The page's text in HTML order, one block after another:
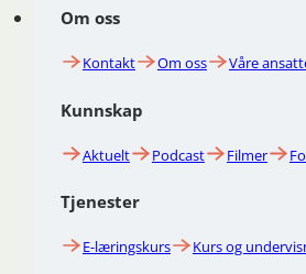
Om oss
Kontakt Om oss Våre
Kunnskap
Aktuelt Podcast Filmer
Tjenester
E-læringskurs Kurs og